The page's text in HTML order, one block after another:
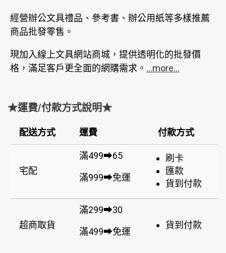
經營辦公文具禮品、參考書、辦公用紙等多樣推薦
商品批發零售。
現加入線上文具網站商城，提供透明化的批發價
格，滿足客戶更全面的網購需求。 ...more...
★運費/付款方式說明★
配送方式 運費 付款方式
宅配
滿499➡65
滿999➡免運
刷卡
匯款
貨到付款
超商取貨
滿299➡30
滿499➡免運
貨到付款